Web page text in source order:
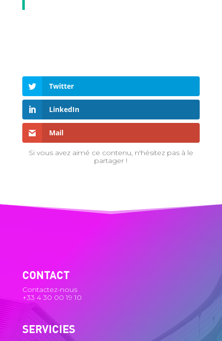
Twitter
LinkedIn
Mail
Si vous avez aimé ce contenu, n'hésitez pas à le
partager !
CONTACT
Contactez-nous
+33 4 30 00 19 10
SERVICIES